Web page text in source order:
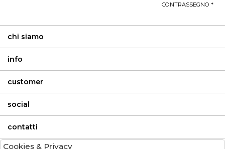
CONTRASSEGNO *
chi siamo
info
customer
social
contatti
Cookies & Privacy